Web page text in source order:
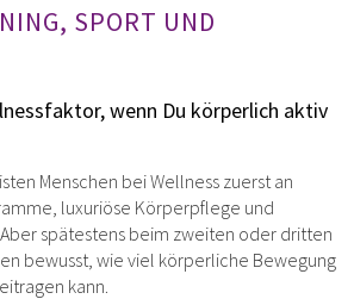
SPORT UND
wenn Du körperlich aktiv
Menschen bei Wellness zuerst an
luxuriöse Körperpflege und
spätestens beim zweiten oder dritten
bewusst, wie viel körperliche Bewegung
kann.